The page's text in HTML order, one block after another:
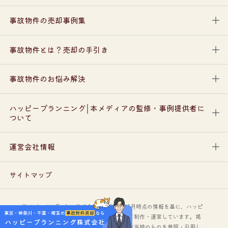
事故物件の売却事例集
事故物件とは？売却の手引き
事故物件のお悩み解決
ハッピープランニング│本メディアの監修・事例提供者に
ついて
運営会社情報
サイトマップ
当メディアはZenken株式会社が、2025年1月時点の情報を基に、ハッピ
ープランニング株式会社をスポンサーとして制作・運営しています。掲